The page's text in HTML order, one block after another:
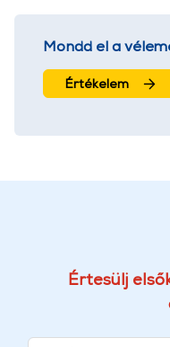
Mondd el a
Értékelem
Értesülj